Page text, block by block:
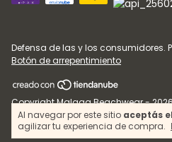
Al navegar por este sitio aceptás
agilizar tu experiencia de compra.
Defensa de las y los consumidores.
Botón de arrepentimiento
Copyright Malaga Beachwear -
reservados.